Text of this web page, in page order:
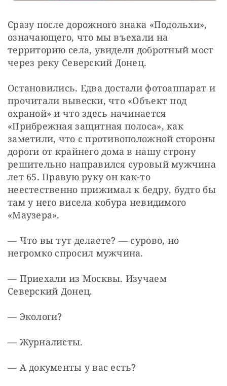
Сразу после дорожного знака «Подольхи»,
означающего, что мы въехали на
территорию села, увидели добротный мост
через реку Северский Донец.
Остановились. Едва достали фотоаппарат и
прочитали вывески, что «Объект под
охраной» и что здесь начинается
«Прибрежная защитная полоса», как
заметили, что с противоположной стороны
дороги от крайнего дома в нашу строну
решительно направился суровый мужчина
лет 65. Правую руку он как-то
неестественно прижимал к бедру, будто бы
там у него висела кобура невидимого
«Маузера».
— Что вы тут делаете? — сурово, но
негромко спросил мужчина.
— Приехали из Москвы. Изучаем
Северский Донец.
— Экологи?
— Журналисты.
— А документы у вас есть?